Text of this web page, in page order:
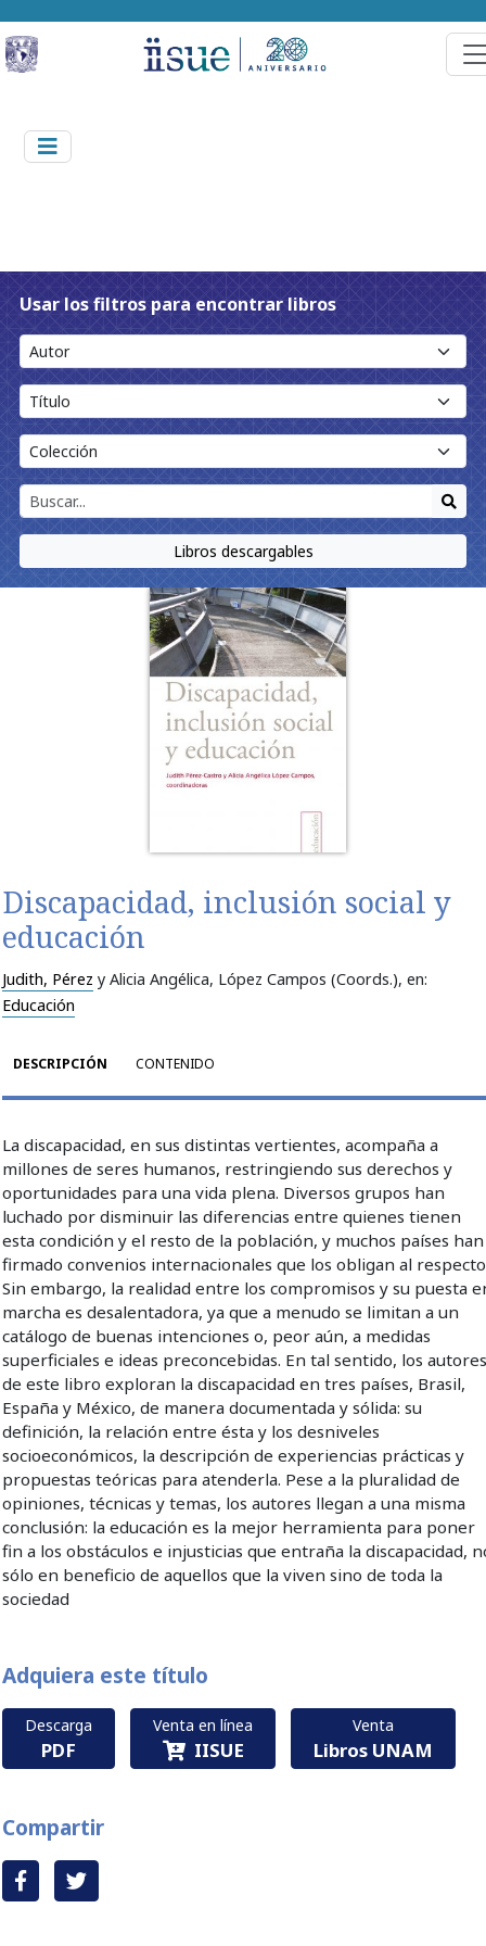
Usar los filtros para encontrar libros
Libros descargables
Discapacidad, inclusión social y
educación
Judith, Pérez y Alicia Angélica, López Campos (Coords.), en:
Educación
DESCRIPCIÓN CONTENIDO
La discapacidad, en sus distintas vertientes, acompaña a
millones de seres humanos, restringiendo sus derechos y
oportunidades para una vida plena. Diversos grupos han
luchado por disminuir las diferencias entre quienes tienen
esta condición y el resto de la población, y muchos países han
firmado convenios internacionales que los obligan al
Sin embargo, la realidad entre los compromisos y su puesta
marcha es desalentadora, ya que a menudo se limitan a un
catálogo de buenas intenciones o, peor aún, a medidas
superficiales e ideas preconcebidas. En tal sentido, los
de este libro exploran la discapacidad en tres países, Brasil,
España y México, de manera documentada y sólida: su
definición, la relación entre ésta y los desniveles
socioeconómicos, la descripción de experiencias prácticas y
propuestas teóricas para atenderla. Pese a la pluralidad de
opiniones, técnicas y temas, los autores llegan a una misma
conclusión: la educación es la mejor herramienta para poner
fin a los obstáculos e injusticias que entraña la discapacidad,
sólo en beneficio de aquellos que la viven sino de toda la
sociedad
Adquiera este título
Descarga
PDF
Venta en línea
IISUE
Venta
Libros UNAM
Compartir